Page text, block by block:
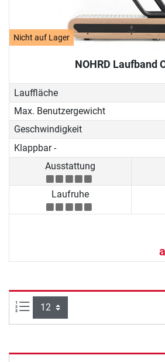
Nicht auf Lager
NOHRD Laufband
Lauffläche
Max. Benutzergewicht
Geschwindigkeit
Klappbar -
Ausstattung
Laufruhe
Artikel pro Seite: